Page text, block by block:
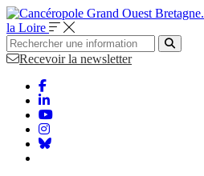
la Loire
Recevoir la newsletter